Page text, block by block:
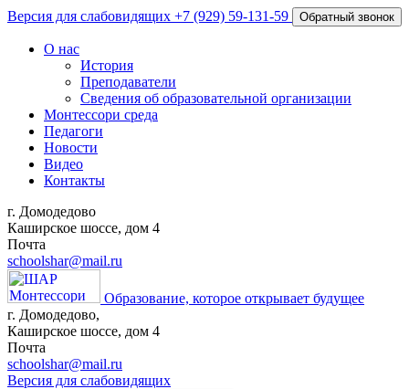
Версия для слабовидящих +7 (929) 59-131-59 Обратный звонок
О нас
История
Преподаватели
Сведения об образовательной организации
Монтессори среда
Педагоги
Новости
Видео
Контакты
г. Домодедово
Каширское шоссе, дом 4
Почта
schoolshar@mail.ru
Образование, которое открывает будущее
г. Домодедово,
Каширское шоссе, дом 4
Почта
schoolshar@mail.ru
Версия для слабовидящих